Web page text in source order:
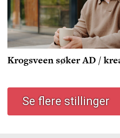
Krogsveen søker AD /
Se flere stillinger